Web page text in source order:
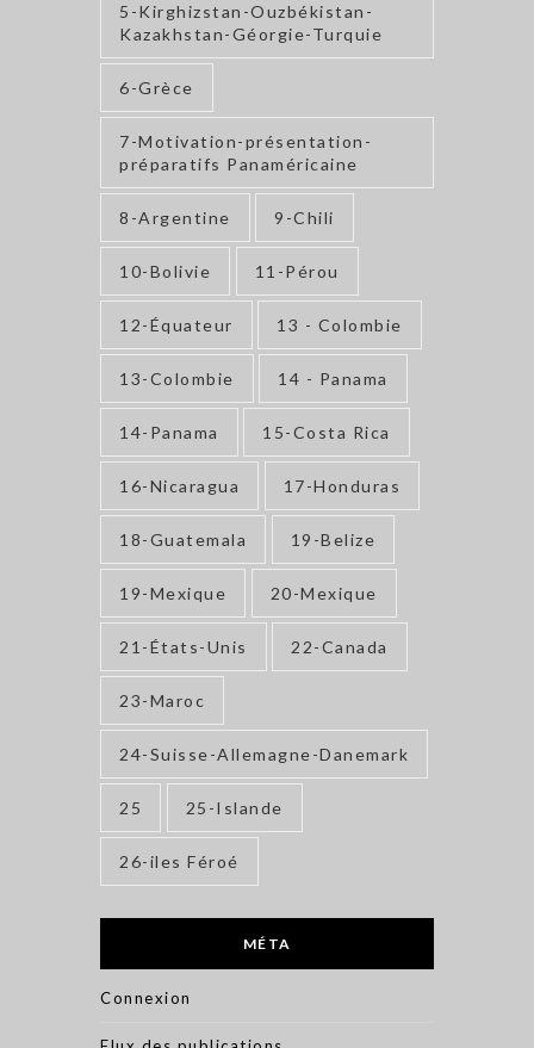
5-Kirghizstan-Ouzbékistan-
Kazakhstan-Géorgie-Turquie
6-Grèce
7-Motivation-présentation-
préparatifs Panaméricaine
8-Argentine 9-Chili
10-Bolivie 11-Pérou
12-Équateur 13 - Colombie
13-Colombie 14 - Panama
14-Panama 15-Costa Rica
16-Nicaragua 17-Honduras
18-Guatemala 19-Belize
19-Mexique 20-Mexique
21-États-Unis 22-Canada
23-Maroc
24-Suisse-Allemagne-Danemark
25 25-Islande
26-iles Féroé
MÉTA
Connexion